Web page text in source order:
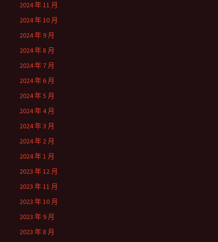
2024 年 11 月
2024 年 10 月
2024 年 9 月
2024 年 8 月
2024 年 7 月
2024 年 6 月
2024 年 5 月
2024 年 4 月
2024 年 3 月
2024 年 2 月
2024 年 1 月
2023 年 12 月
2023 年 11 月
2023 年 10 月
2023 年 9 月
2023 年 8 月